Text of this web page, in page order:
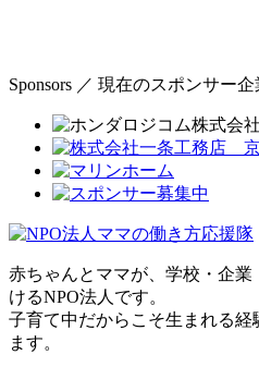
Sponsors ／ 現在のスポンサー企
赤ちゃんとママが、学校・企
けるNPO法人です。
子育て中だからこそ生まれる
ます。